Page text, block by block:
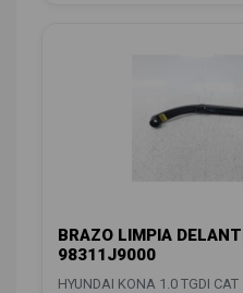
BRAZO LIMPIA
98311J9000
HYUNDAI KONA 1.0 TGDI CAT